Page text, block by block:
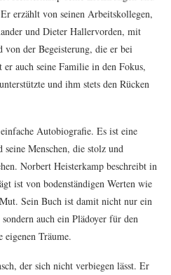
erzählt von seinen Arbeitskollegen,
und Dieter Hallervorden, mit
von der Begeisterung, die er bei
er auch seine Familie in den Fokus,
und ihm stets den Rücken
Autobiografie. Es ist eine
seine Menschen, die stolz und
Norbert Heisterkamp beschreibt in
ist von bodenständigen Werten wie
Sein Buch ist damit nicht nur ein
auch ein Plädoyer für den
eigenen Träume.
der sich nicht verbiegen lässt. Er